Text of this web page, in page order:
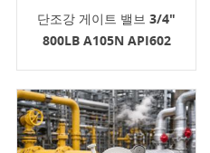
단조강 게이트 밸브 3/4"
800LB A105N API602